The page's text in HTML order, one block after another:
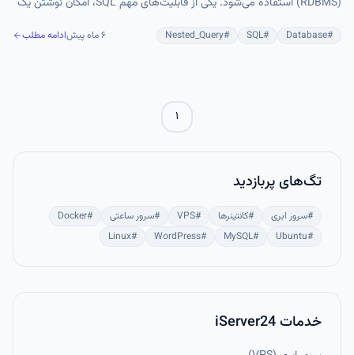
#
Database
#
SQL
#
Nested_Query ۶ ماه پیش ادامه مطلب
۱
تگ‌های پربازدید
#سرور ابری #کانتینرها #
VPS
#سرور ساعتی #
Docker
#
Ubuntu
#
MySQL
#
WordPress
#
Linux
خدمات iServer24